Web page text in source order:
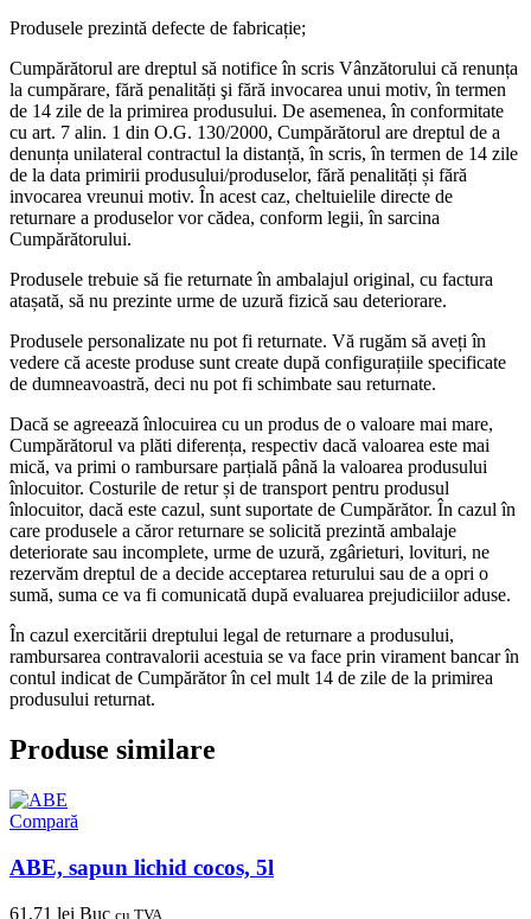
Produsele prezintă defecte de fabricație;
Cumpărătorul are dreptul să notifice în scris Vânzătorului că renunța
la cumpărare, fără penalități şi fără invocarea unui motiv, în termen
de 14 zile de la primirea produsului. De asemenea, în conformitate
cu art. 7 alin. 1 din O.G. 130/2000, Cumpărătorul are dreptul de a
denunța unilateral contractul la distanță, în scris, în termen de 14 zile
de la data primirii produsului/produselor, fără penalități și fără
invocarea vreunui motiv. În acest caz, cheltuielile directe de
returnare a produselor vor cădea, conform legii, în sarcina
Cumpărătorului.
Produsele trebuie să fie returnate în ambalajul original, cu factura
atașată, să nu prezinte urme de uzură fizică sau deteriorare.
Produsele personalizate nu pot fi returnate. Vă rugăm să aveți în
vedere că aceste produse sunt create după configurațiile specificate
de dumneavoastră, deci nu pot fi schimbate sau returnate.
Dacă se agreează înlocuirea cu un produs de o valoare mai mare,
Cumpărătorul va plăti diferența, respectiv dacă valoarea este mai
mică, va primi o rambursare parțială până la valoarea produsului
înlocuitor. Costurile de retur și de transport pentru produsul
înlocuitor, dacă este cazul, sunt suportate de Cumpărător. În cazul în
care produsele a căror returnare se solicită prezintă ambalaje
deteriorate sau incomplete, urme de uzură, zgârieturi, lovituri, ne
rezervăm dreptul de a decide acceptarea returului sau de a opri o
sumă, suma ce va fi comunicată după evaluarea prejudiciilor aduse.
În cazul exercitării dreptului legal de returnare a produsului,
rambursarea contravalorii acestuia se va face prin virament bancar în
contul indicat de Cumpărător în cel mult 14 de zile de la primirea
produsului returnat.
Produse similare
Compară
ABE, sapun lichid cocos, 5l
61,71 lei Buc cu TVA